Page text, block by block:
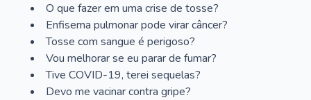
O que fazer em uma crise de tosse?
Enfisema pulmonar pode virar câncer?
Tosse com sangue é perigoso?
Vou melhorar se eu parar de fumar?
Tive COVID-19, terei sequelas?
Devo me vacinar contra gripe?